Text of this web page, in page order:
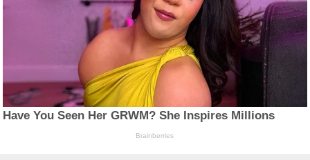
Have You Seen Her GRWM? She Inspires Millions
Brainberries